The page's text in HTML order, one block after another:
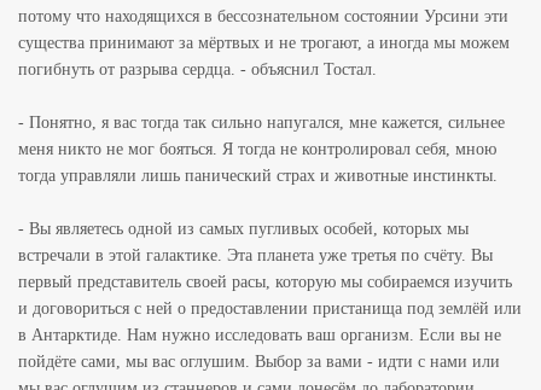
потому что находящихся в бессознательном состоянии Урсини эти
существа принимают за мёртвых и не трогают, а иногда мы можем
погибнуть от разрыва сердца. - объяснил Тостал.
- Понятно, я вас тогда так сильно напугался, мне кажется, сильнее
меня никто не мог бояться. Я тогда не контролировал себя, мною
тогда управляли лишь панический страх и животные инстинкты.
- Вы являетесь одной из самых пугливых особей, которых мы
встречали в этой галактике. Эта планета уже третья по счёту. Вы
первый представитель своей расы, которую мы собираемся изучить
и договориться с ней о предоставлении пристанища под землёй или
в Антарктиде. Нам нужно исследовать ваш организм. Если вы не
пойдёте сами, мы вас оглушим. Выбор за вами - идти с нами или